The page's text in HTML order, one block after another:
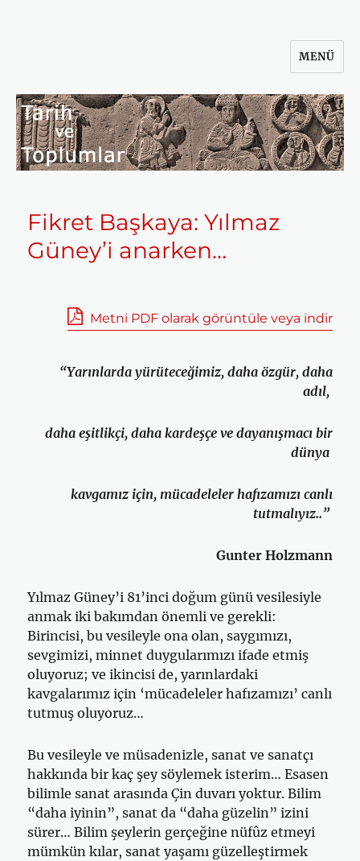
MENÜ
Fikret Başkaya: Yılmaz
Güney’i anarken…
Metni PDF olarak görüntüle veya indir
“Yarınlarda yürüteceğimiz, daha özgür, daha
adıl,
daha eşitlikçi, daha kardeşçe ve dayanışmacı bir
dünya
kavgamız için, mücadeleler hafızamızı canlı
tutmalıyız..”
Gunter Holzmann
Yılmaz Güney’i 81’inci doğum günü vesilesiyle
anmak iki bakımdan önemli ve gerekli:
Birincisi, bu vesileyle ona olan, saygımızı,
sevgimizi, minnet duygularımızı ifade etmiş
oluyoruz; ve ikincisi de, yarınlardaki
kavgalarımız için ‘mücadeleler hafızamızı’ canlı
tutmuş oluyoruz…
Bu vesileyle ve müsadenizle, sanat ve sanatçı
hakkında bir kaç şey söylemek isterim… Esasen
bilimle sanat arasında Çin duvarı yoktur. Bilim
“daha iyinin”, sanat da “daha güzelin” izini
sürer… Bilim şeylerin gerçeğine nüfûz etmeyi
mümkün kılar, sanat yaşamı güzelleştirmek